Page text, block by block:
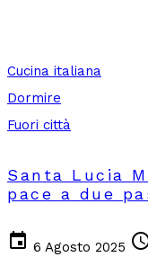
Cucina italiana
Dormire
Fuori città
Santa Lucia
pace a due
event 6 Agosto 2025